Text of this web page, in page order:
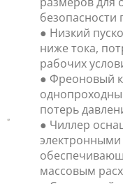
безопасности
● Низкий
ниже тока,
рабочих
● Фреоновый
потерь
● Чиллер
массовым